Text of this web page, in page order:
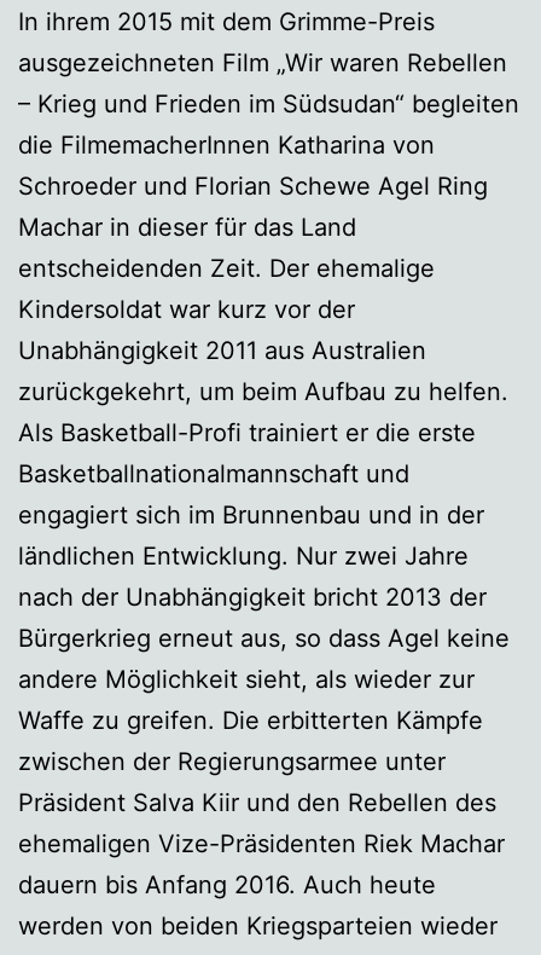
In ihrem 2015 mit dem Grimme-Preis
ausgezeichneten Film „Wir waren Rebellen
– Krieg und Frieden im Südsudan“ begleiten
die FilmemacherInnen Katharina von
Schroeder und Florian Schewe Agel Ring
Machar in dieser für das Land
entscheidenden Zeit. Der ehemalige
Kindersoldat war kurz vor der
Unabhängigkeit 2011 aus Australien
zurückgekehrt, um beim Aufbau zu helfen.
Als Basketball-Profi trainiert er die erste
Basketballnationalmannschaft und
engagiert sich im Brunnenbau und in der
ländlichen Entwicklung. Nur zwei Jahre
nach der Unabhängigkeit bricht 2013 der
Bürgerkrieg erneut aus, so dass Agel keine
andere Möglichkeit sieht, als wieder zur
Waffe zu greifen. Die erbitterten Kämpfe
zwischen der Regierungsarmee unter
Präsident Salva Kiir und den Rebellen des
ehemaligen Vize-Präsidenten Riek Machar
dauern bis Anfang 2016. Auch heute
werden von beiden Kriegsparteien wieder